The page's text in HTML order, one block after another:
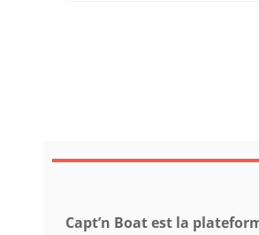
Capt’n Boat est la